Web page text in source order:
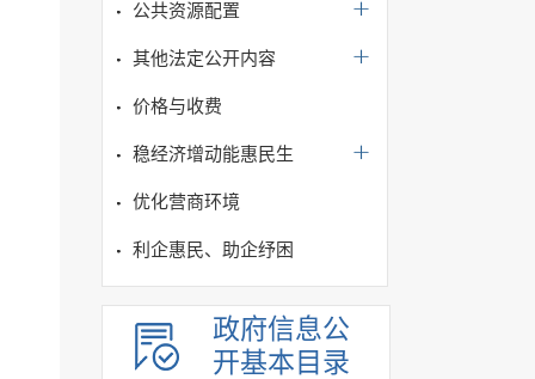
公共资源配置
其他法定公开内容
价格与收费
稳经济增动能惠民生
优化营商环境
利企惠民、助企纾困
政府信息公
开基本目录